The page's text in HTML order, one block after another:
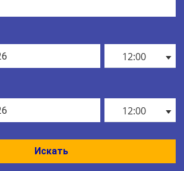
12:00
12:00
Искать